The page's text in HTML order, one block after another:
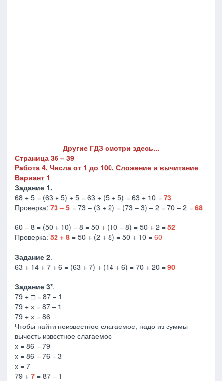
Другие ГДЗ смотри здесь...
Страница 36 – 39
Работа 4. Числа от 1 до 100. Сложение и вычитание
Вариант 1
Задание 1.
68 + 5 = (63 + 5) + 5 = 63 + (5 + 5) = 63 + 10 = 73
Проверка: 73 – 5 = 73 – (3 + 2) = (73 – 3) – 2 = 70 – 2 = 68
60 – 8 = (50 + 10) – 8 = 50 + (10 – 8) = 50 + 2 = 52
Проверка: 52 + 8 = 50 + (2 + 8) = 50 + 10 = 60
Задание 2.
63 + 14 + 7 + 6 = (63 + 7) + (14 + 6) = 70 + 20 = 90
Задание 3*.
79 + □ = 87 – 1
79 + х = 87 – 1
79 + х = 86
Чтобы найти неизвестное слагаемое, надо из суммы
вычесть известное слагаемое
х = 86 – 79
х = 86 – 76 – 3
х = 7
79 + 7 = 87 – 1